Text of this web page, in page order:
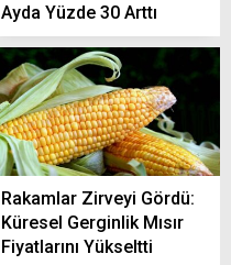
Ayda Yüzde 30 Arttı
Rakamlar Zirveyi Gördü:
Küresel Gerginlik Mısır
Fiyatlarını Yükseltti